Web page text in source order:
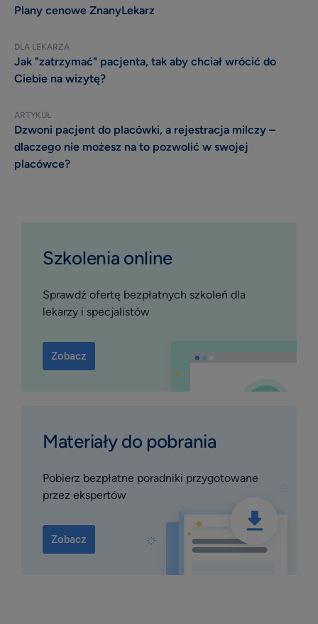
Plany cenowe ZnanyLekarz
DLA LEKARZA
Jak "zatrzymać" pacjenta, tak aby chciał wrócić do
Ciebie na wizytę?
ARTYKUŁ
Dzwoni pacjent do placówki, a rejestracja milczy –
dlaczego nie możesz na to pozwolić w swojej
placówce?
Szkolenia online
Sprawdź ofertę bezpłatnych szkoleń dla
lekarzy i specjalistów
Zobacz
Materiały do pobrania
Pobierz bezpłatne poradniki przygotowane
przez ekspertów
Zobacz